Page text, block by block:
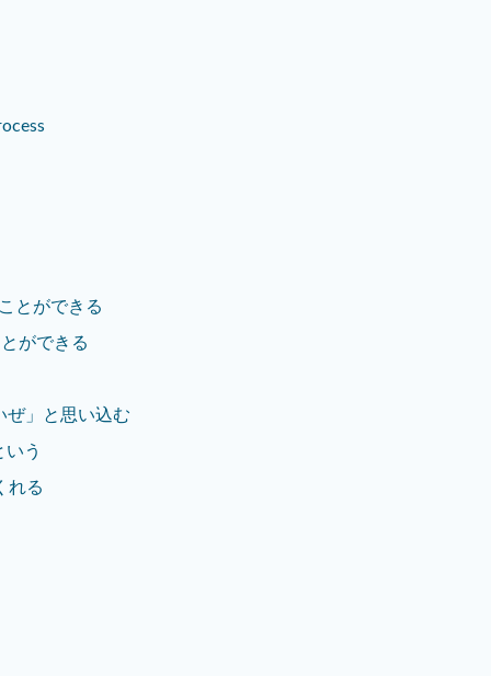
とができる
ができる
ぜ」と思い込む
う
れる